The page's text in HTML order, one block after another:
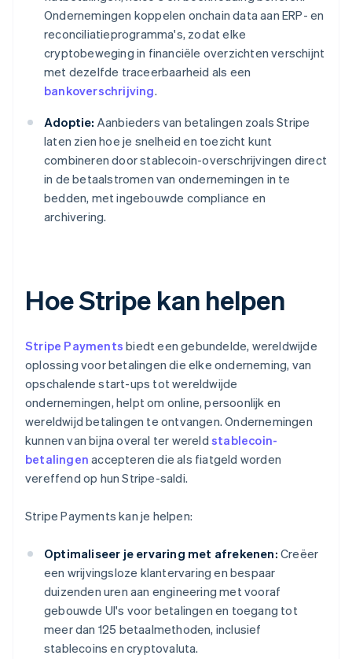
Ondernemingen koppelen onchain data aan ERP- en
reconciliatieprogramma's, zodat elke
cryptobeweging in financiële overzichten verschijnt
met dezelfde traceerbaarheid als een
bankoverschrijving.
Adoptie: Aanbieders van betalingen zoals Stripe
laten zien hoe je snelheid en toezicht kunt
combineren door stablecoin-overschrijvingen direct
in de betaalstromen van ondernemingen in te
bedden, met ingebouwde compliance en
archivering.
Hoe Stripe kan helpen
Stripe Payments biedt een gebundelde, wereldwijde
oplossing voor betalingen die elke onderneming, van
opschalende start-ups tot wereldwijde
ondernemingen, helpt om online, persoonlijk en
wereldwijd betalingen te ontvangen. Ondernemingen
kunnen van bijna overal ter wereld stablecoin-
betalingen accepteren die als fiatgeld worden
vereffend op hun Stripe-saldi.
Stripe Payments kan je helpen:
Optimaliseer je ervaring met afrekenen: Creëer
een wrijvingsloze klantervaring en bespaar
duizenden uren aan engineering met vooraf
gebouwde UI's voor betalingen en toegang tot
meer dan 125 betaalmethoden, inclusief
stablecoins en cryptovaluta.